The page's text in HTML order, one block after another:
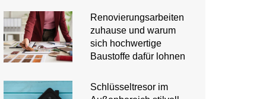
Renovierungsarbeiten
zuhause und warum
sich hochwertige
Baustoffe dafür lohnen
Schlüsseltresor im